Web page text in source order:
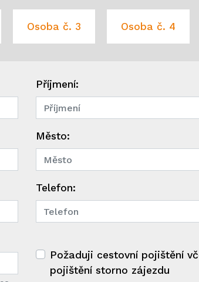
Osoba č. 3 Osoba č. 4
Příjmení:
Město:
Telefon:
Požaduji cestovní pojištění
pojištění storno zájezdu